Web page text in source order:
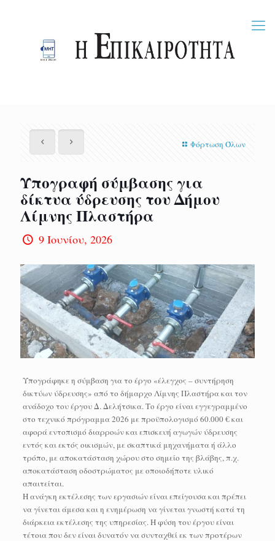
Φόρτωση Όλων
Υπογραφή σύμβασης για
δίκτυα ύδρευσης του Δήμου
Λίμνης Πλαστήρα
9 Ιουνίου, 2026
Υπογράφηκε η σύμβαση για το έργο «έλεγχος – συντήρηση
δικτύων ύδρευσης» από το δήμαρχο Λίμνης Πλαστήρα και τον
ανάδοχο του έργου Δ. Δελήτσικα. Το έργο είναι εγγεγραμμένο
στο τεχνικό πρόγραμμα 2026 με προϋπολογισμό 60.000 € και
αφορά εντοπισμό διαρροών και επισκευή αγωγών ύδρευσης
εντός και εκτός οικισμών, με σκαπτικά μηχανήματα ή άλλο
τρόπο, με αποκατάσταση χώρου στο σημείο της βλάβης, π.χ.
αποκατάσταση οδοστρώματος με οποιοδήποτε υλικό
απαιτείται.
Η ανάγκη εκτέλεσης των εργασιών είναι επείγουσα και πρέπει
να γίνεται άμεσα και η ενημέρωση να γίνεται γνωστή κατά τη
διάρκεια εκτέλεσης της υπηρεσίας. Η φύση του έργου είναι
τέτοια που δεν είναι δυνατόν να συνταχθεί εκ των προτέρων